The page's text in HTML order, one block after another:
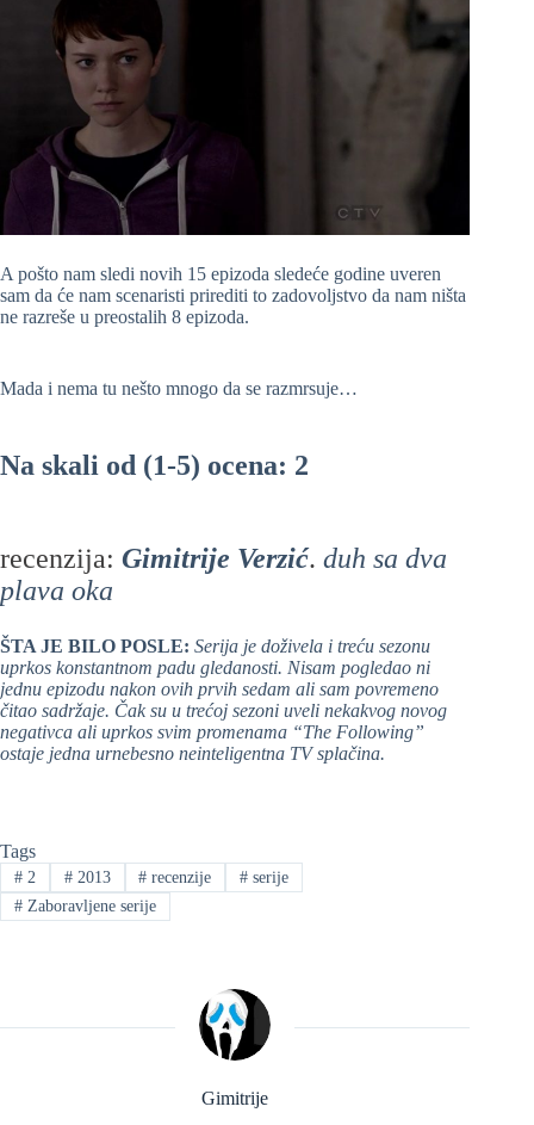
A pošto nam sledi novih 15 epizoda sledeće godine uveren
sam da će nam scenaristi prirediti to zadovoljstvo da nam ništa
ne razreše u preostalih 8 epizoda.
Mada i nema tu nešto mnogo da se razmrsuje…
Na skali od (1-5) ocena: 2
recenzija: Gimitrije Verzić. duh sa dva
plava oka
ŠTA JE BILO POSLE: Serija je doživela i treću sezonu
uprkos konstantnom padu gledanosti. Nisam pogledao ni
jednu epizodu nakon ovih prvih sedam ali sam povremeno
čitao sadržaje. Čak su u trećoj sezoni uveli nekakvog novog
negativca ali uprkos svim promenama “The Following”
ostaje jedna urnebesno neinteligentna TV splačina.
Tags
#2 #2013 # recenzije # serije
#Zaboravljene serije
Gimitrije